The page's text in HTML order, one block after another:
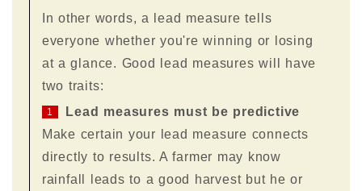
In other words, a lead measure tells
everyone whether you're winning or losing
at a glance. Good lead measures will have
two traits:
1
Lead measures must be predictive
Make certain your lead measure connects
directly to results. A farmer may know
rainfall leads to a good harvest but he or